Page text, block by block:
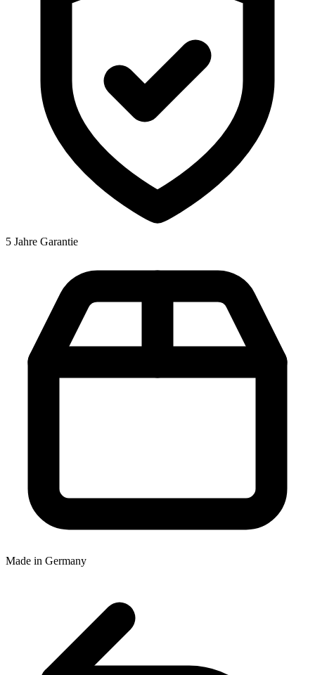
5 Jahre Garantie
Made in Germany